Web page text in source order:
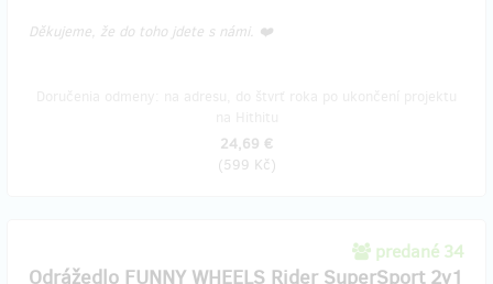
Děkujeme, že do toho jdete s námi. ❤️
24,69 €
(599 Kč)
predané 34
Odrážedlo FUNNY WHEELS Rider SuperSport 2v1